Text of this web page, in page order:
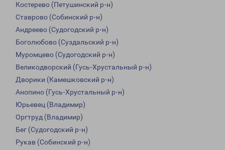
Костерево (Петушинский р-н)
Ставрово (Собинский р-н)
Андреево (Судогодский р-н)
Боголюбово (Суздальский р-н)
Муромцево (Судогодский р-н)
Великодворский (Гусь-Хрустальный р-н)
Дворики (Камешковский р-н)
Анопино (Гусь-Хрустальный р-н)
Юрьевец (Владимир)
Оргтруд (Владимир)
Бег (Судогодский р-н)
Рукав (Собинский р-н)